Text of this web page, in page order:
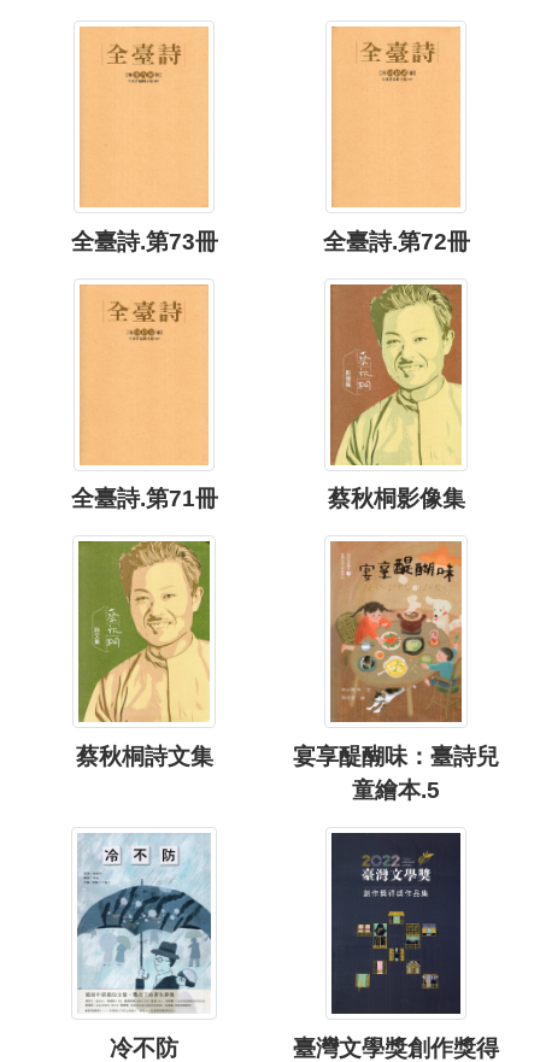
全臺詩.第73冊 全臺詩.第72冊
全臺詩.第71冊 蔡秋桐影像集
蔡秋桐詩文集
宴享醍醐味：臺詩兒
童繪本.5
冷不防
臺灣文學獎創作獎得